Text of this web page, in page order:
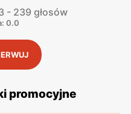
i atrakcyjne
jakości produktów w
Big Star
których prezentowane są
oraz specjalne oferty.
stacjonarnych oraz
śledzić aktualne
- 239 głosów
0.0
promocyjne